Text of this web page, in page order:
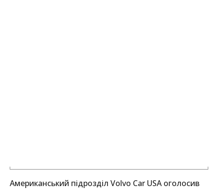
Американський підрозділ Volvo Car USA оголосив